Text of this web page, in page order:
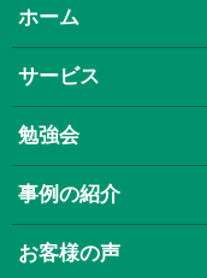
ホーム
サービス
勉強会
事例の紹介
お客様の声